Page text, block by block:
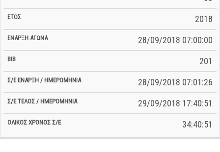
Αγώνα
Ημερομηνία
2018
28/09/2018 07:00:00
201
28/09/2018 07:01:26
29/09/2018 17:40:51
34:40:51